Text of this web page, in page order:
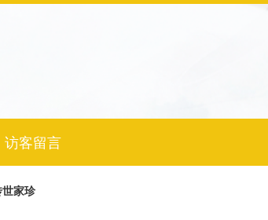
访客留言
家珍